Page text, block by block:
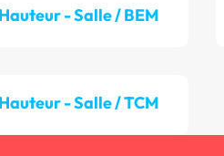
Hauteur - Salle / BEM
Hauteur - Salle / TCM